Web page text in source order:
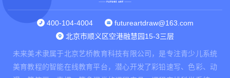
400-104-4004
futureartdraw@163.com
北京市顺义区空港融慧园15-3三层
未来美术隶属于北京艺桥教育科技有限公司，是专注青少儿系统
美育教程的智能在线教育平台，潜心开发了彩铅速写、色彩、动